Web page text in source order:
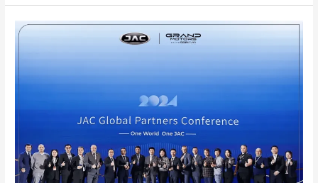
Conferencia
de
Distribuidores